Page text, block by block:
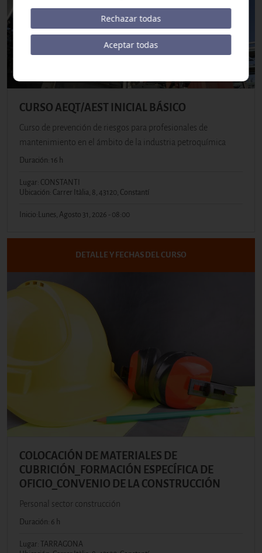
CURSO AEQT/AEST INICIAL BÁSICO
Curso de prevención de riesgos para profesionales de
mantenimiento en el ámbito de la industria petroquímica
Duración: 16 h
Lugar: CONSTANTI
Ubicación: Carrer Itàlia, 8, 43120, Constantí
Inicio: Lunes, Agosto 31, 2026 - 08:00
DETALLE Y FECHAS DEL CURSO
COLOCACIÓN DE MATERIALES DE
CUBRICIÓN_FORMACIÓN ESPECÍFICA DE
OFICIO_CONVENIO DE LA CONSTRUCCIÓN
Personal sector construcción
Duración: 6 h
Lugar: TARRAGONA
Rechazar todas
Aceptar todas